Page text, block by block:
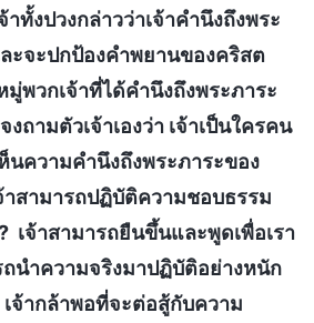
าทั้งปวงกล่าวว่าเจ้าคำนึงถึงพระ
ะจะปกป้องคำพยานของคริสต
พวกเจ้าที่ได้คำนึงถึงพระภาระ
งถามตัวเจ้าเองว่า เจ้าเป็นใครคน
นความคำนึงถึงพระภาระของ
าสามารถปฏิบัติความชอบธรรม
เจ้าสามารถยืนขึ้นและพูดเพื่อเรา
ถนำความจริงมาปฏิบัติอย่างหนัก
จ้ากล้าพอที่จะต่อสู้กับความ